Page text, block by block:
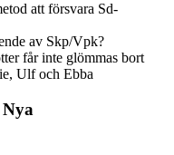
att försvara Sd-
av Skp/Vpk?
får inte glömmas bort
Ulf och Ebba